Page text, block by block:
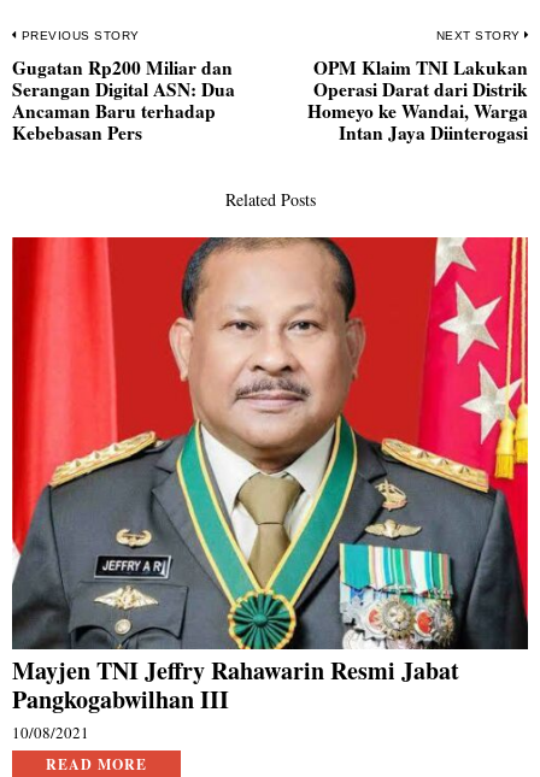
Navigasi
pos
PREVIOUS STORY
Previous
post:
Gugatan Rp200 Miliar dan
Serangan Digital ASN: Dua
Ancaman Baru terhadap
Kebebasan Pers
NEXT STORY
OPM Klaim TNI Lakukan
Operasi Darat dari Distrik
Homeyo ke Wandai, Warga
Intan Jaya Diinterogasi
Related Posts
Mayjen TNI Jeffry Rahawarin Resmi Jabat
Pangkogabwilhan III
10/08/2021
READ MORE